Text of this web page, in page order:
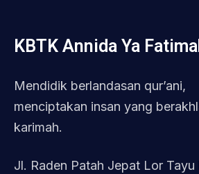
KBTK Annida Ya
Mendidik berlandasan qur’ani,
menciptakan insan yang
karimah.
Jl. Raden Patah Jepat Lor Tayu